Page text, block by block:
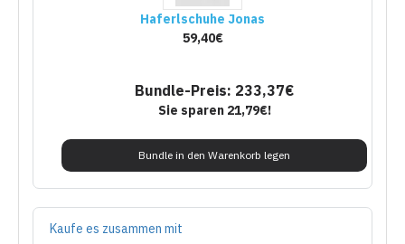
Haferlschuhe Jonas
59,40€
Bundle-Preis: 233,37€
Sie sparen 21,79€!
Bundle in den Warenkorb legen
Kaufe es zusammen mit